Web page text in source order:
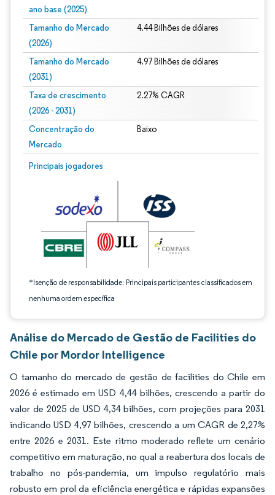
ano base (2025)
Tamanho do Mercado
(2026)
4.44 Bilhões de dólares
Tamanho do Mercado
(2031)
4.97 Bilhões de dólares
Taxa de crescimento
(2026 - 2031)
2.27% CAGR
Concentração do
Mercado
Baixo
Principais jogadores
*Isenção de responsabilidade: Principais participantes classificados em
nenhuma ordem específica
Imagem © Mordor Intelligence. O reuso requer atribuição conforme CC BY 4.0.
Análise do Mercado de Gestão de Facilities do
Chile por Mordor Intelligence
O tamanho do mercado de gestão de facilities do Chile em
2026 é estimado em USD 4,44 bilhões, crescendo a partir do
valor de 2025 de USD 4,34 bilhões, com projeções para 2031
indicando USD 4,97 bilhões, crescendo a um CAGR de 2,27%
entre 2026 e 2031. Este ritmo moderado reflete um cenário
competitivo em maturação, no qual a reabertura dos locais de
trabalho no pós-pandemia, um impulso regulatório mais
robusto em prol da eficiência energética e rápidas expansões